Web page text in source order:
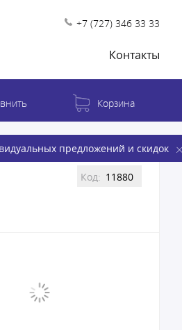
+7 (727) 346 33 33
Контакты
предложений и скидок
Корзина
Код: 11880